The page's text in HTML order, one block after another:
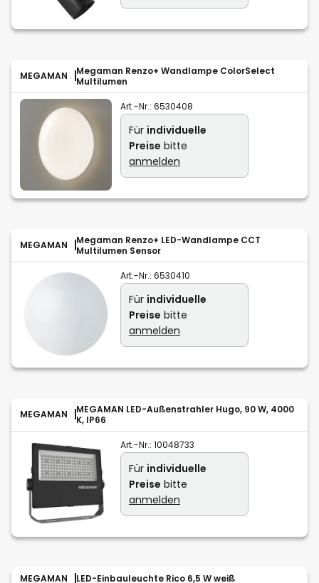
MEGAMAN
Megaman Renzo+ Wandlampe ColorSelect
Multilumen
Art.-Nr.: 6530408
Für individuelle
Preise bitte
anmelden
MEGAMAN
Megaman Renzo+ LED-Wandlampe CCT
Multilumen Sensor
Art.-Nr.: 6530410
Für individuelle
Preise bitte
anmelden
MEGAMAN
MEGAMAN LED-Außenstrahler Hugo, 90 W, 4000
K, IP66
Art.-Nr.: 10048733
Für individuelle
Preise bitte
anmelden
MEGAMAN LED-Einbauleuchte Rico 6,5 W weiß